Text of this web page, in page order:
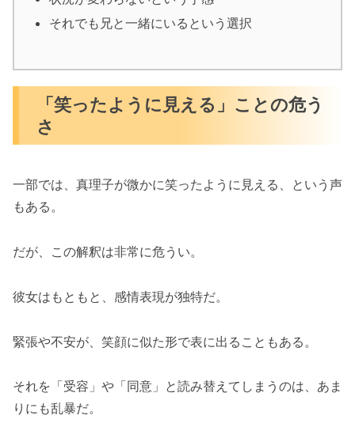
それでも兄と一緒にいるという選択
「笑ったように見える」ことの危う
さ
一部では、真理子が微かに笑ったように見える、という声
もある。
だが、この解釈は非常に危うい。
彼女はもともと、感情表現が独特だ。
緊張や不安が、笑顔に似た形で表に出ることもある。
それを「受容」や「同意」と読み替えてしまうのは、あま
りにも乱暴だ。